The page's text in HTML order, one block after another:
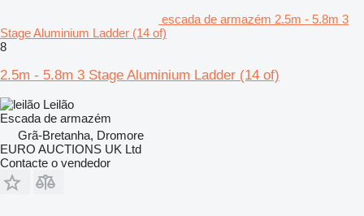
escada de armazém 2.5m - 5.8m 3
Stage Aluminium Ladder (14 of)
8
2.5m - 5.8m 3 Stage Aluminium Ladder (14 of)
Leilão
Escada de armazém
Grã-Bretanha, Dromore
EURO AUCTIONS UK Ltd
Contacte o vendedor